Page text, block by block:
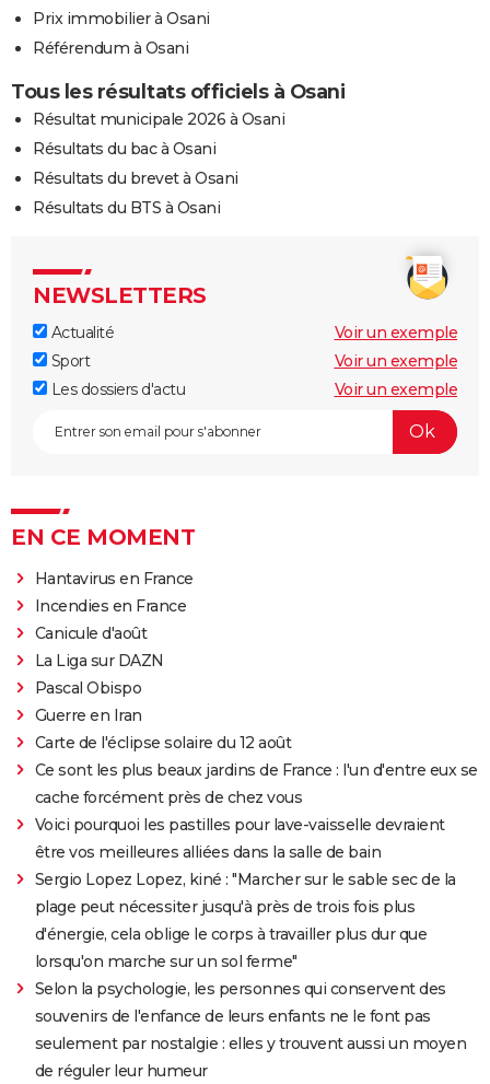
Prix immobilier à Osani
Référendum à Osani
Tous les résultats officiels à Osani
Résultat municipale 2026 à Osani
Résultats du bac à Osani
Résultats du brevet à Osani
Résultats du BTS à Osani
NEWSLETTERS
Actualité
Voir un exemple
Sport
Voir un exemple
Les dossiers d'actu
Voir un exemple
EN CE MOMENT
Hantavirus en France
Incendies en France
Canicule d'août
La Liga sur DAZN
Pascal Obispo
Guerre en Iran
Carte de l'éclipse solaire du 12 août
Ce sont les plus beaux jardins de France : l'un d'entre eux se
cache forcément près de chez vous
Voici pourquoi les pastilles pour lave-vaisselle devraient
être vos meilleures alliées dans la salle de bain
Sergio Lopez Lopez, kiné : "Marcher sur le sable sec de la
plage peut nécessiter jusqu'à près de trois fois plus
d'énergie, cela oblige le corps à travailler plus dur que
lorsqu'on marche sur un sol ferme"
Selon la psychologie, les personnes qui conservent des
souvenirs de l'enfance de leurs enfants ne le font pas
seulement par nostalgie : elles y trouvent aussi un moyen
de réguler leur humeur